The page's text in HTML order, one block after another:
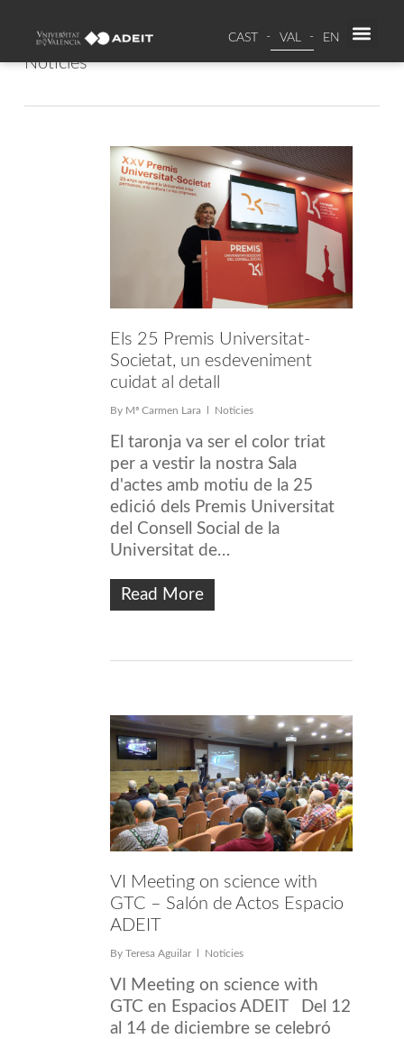
CAST VAL EN
Category
Noticies
Els 25 Premis Universitat-
Societat, un esdeveniment
cuidat al detall
By Mª Carmen Lara Noticies
El taronja va ser el color triat
per a vestir la nostra Sala
d'actes amb motiu de la 25
edició dels Premis Universitat
del Consell Social de la
Universitat de…
Read More
VI Meeting on science with
GTC – Salón de Actos Espacio
ADEIT
By Teresa Aguilar Noticies
VI Meeting on science with
GTC en Espacios ADEIT Del 12
al 14 de diciembre se celebró